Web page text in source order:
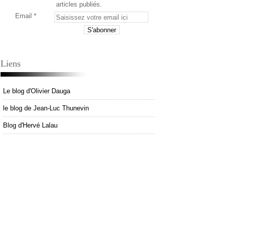
articles publiés.
Email
Liens
Le blog d'Olivier Dauga
le blog de Jean-Luc Thunevin
Blog d'Hervé Lalau